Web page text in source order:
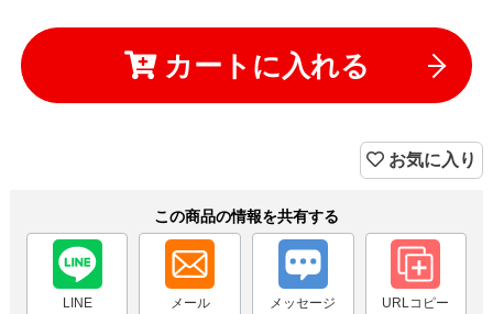
カートに入れる
お気に入り
この商品の情報を共有する
LINE メール メッセージ URLコピー